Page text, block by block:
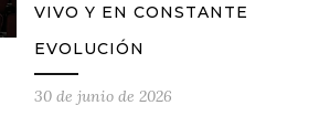
VIVO Y EN CONSTANTE
EVOLUCIÓN
30 de junio de 2026